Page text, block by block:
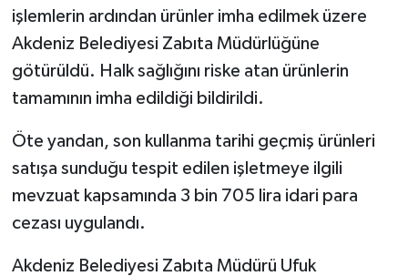
işlemlerin ardından ürünler imha edilmek üzere
Akdeniz Belediyesi Zabıta Müdürlüğüne
götürüldü. Halk sağlığını riske atan ürünlerin
tamamının imha edildiği bildirildi.
Öte yandan, son kullanma tarihi geçmiş ürünleri
satışa sunduğu tespit edilen işletmeye ilgili
mevzuat kapsamında 3 bin 705 lira idari para
cezası uygulandı.
Akdeniz Belediyesi Zabıta Müdürü Ufuk
Turizm
ÜLKE GÜNDEMİ
YEREL
Yerel Haberler